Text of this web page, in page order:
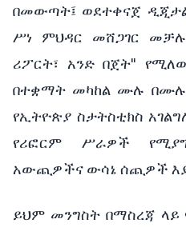
በመውጣት፤ ወደተቀናጀ
ሥነ ምህዳር መሸጋገር
ሪፖርት፣ አንድ በጀት"
በተቋማት መካከል ሙሉ በሙሉ
የኢትዮጵያ ስታትስቲክስ
የሪፎርም ሥራዎች
አውጪዎችና ውሳኔ ሰጪዎች
ይህም መንግስት በማስረጃ ላይ